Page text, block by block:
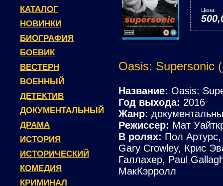
КАТАЛОГ
НОВИНКИ
БИОГРАФИЯ
БОЕВИК
ВЕСТЕРН
ВОЕННЫЙ
ДЕТЕКТИВ
ДОКУМЕНТАЛЬНЫЙ
ДРАМА
ИСТОРИЯ
ИСТОРИЧЕСКИЙ
КОМЕДИЯ
КРИМИНАЛ
Цена:
Oasis: Supersonic
Название: Oasis:
Год выхода: 2016
Жанр:
Режиссер: Мат
В ролях: Пол
Gary Crowley, Крис
Галлахер, Paul
МакКэрролл